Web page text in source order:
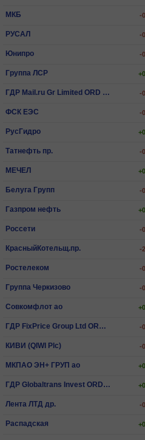
МКБ -
РУСАЛ -
Юнипро -
Группа ЛСР
ГДР Mail.ru Gr Limited ORD SHS -
ФСК ЕЭС -
РусГидро
Татнефть пр. -
МЕЧЕЛ
Белуга Групп -
Газпром нефть
Россети -
КрасныйКотельщ.пр. -
Ростелеком -
Группа Черкизово -
Совкомфлот ао
ГДР FixPrice Group Ltd ORD SHS -
КИВИ (QIWI Plc) -
МКПАО ЭН+ ГРУП ао
ГДР Globaltrans Invest ORD SHS
Лента ЛТД др. -
Распадская